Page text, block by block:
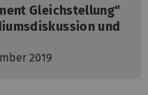
Gleichstellung“
und
2019